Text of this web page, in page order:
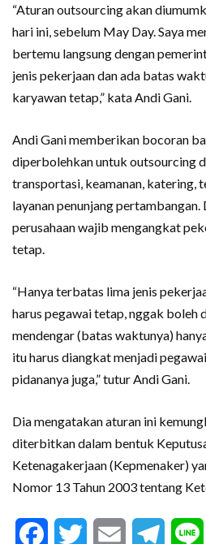
“Aturan outsourcing akan
hari ini, sebelum May Day. Saya
bertemu langsung dengan
jenis pekerjaan dan ada batas
karyawan tetap,” kata Andi Gani.
Andi Gani memberikan bocoran
diperbolehkan untuk outsourcing
transportasi, keamanan, katering,
layanan penunjang
perusahaan wajib mengangkat
tetap.
“Hanya terbatas lima jenis
harus pegawai tetap, nggak boleh
mendengar (batas waktunya)
itu harus diangkat menjadi
pidananya juga,” tutur Andi Gani.
Dia mengatakan aturan ini
diterbitkan dalam bentuk
Ketenagakerjaan (Kepmenaker)
Nomor 13 Tahun 2003 tentang
FacebookTwitter Email